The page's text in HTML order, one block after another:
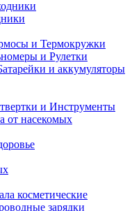
и Термокружки
и Рулетки
и аккумуляторы
и Инструменты
от насекомых
косметические
зарядки